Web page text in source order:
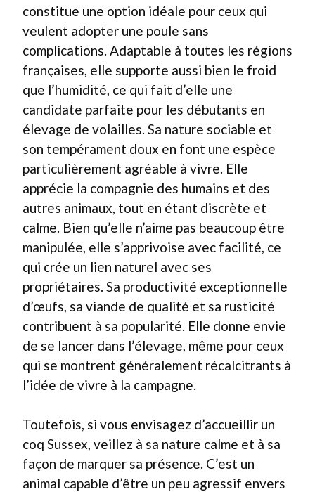
constitue une option idéale pour ceux qui
veulent adopter une poule sans
complications. Adaptable à toutes les régions
françaises, elle supporte aussi bien le froid
que l’humidité, ce qui fait d’elle une
candidate parfaite pour les débutants en
élevage de volailles. Sa nature sociable et
son tempérament doux en font une espèce
particulièrement agréable à vivre. Elle
apprécie la compagnie des humains et des
autres animaux, tout en étant discrète et
calme. Bien qu’elle n’aime pas beaucoup être
manipulée, elle s’apprivoise avec facilité, ce
qui crée un lien naturel avec ses
propriétaires. Sa productivité exceptionnelle
d’œufs, sa viande de qualité et sa rusticité
contribuent à sa popularité. Elle donne envie
de se lancer dans l’élevage, même pour ceux
qui se montrent généralement récalcitrants à
l’idée de vivre à la campagne.
Toutefois, si vous envisagez d’accueillir un
coq Sussex, veillez à sa nature calme et à sa
façon de marquer sa présence. C’est un
animal capable d’être un peu agressif envers